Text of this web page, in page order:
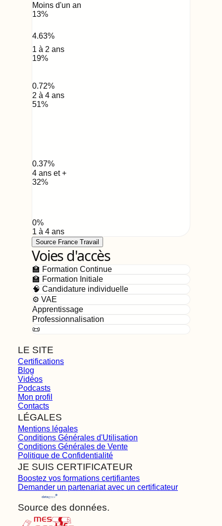
Moins d'un an
13%
4.63%
1 à 2 ans
19%
0.72%
2 à 4 ans
51%
0.37%
4 ans et +
32%
0%
1 à 4 ans
Source France Travail
Voies d'accès
🏫 Formation Continue
🏫 Formation Initiale
🧠 Candidature individuelle
⚙️ VAE
Apprentissage
Professionnalisation
📜
LE SITE
Certifications
Blog
Vidéos
Podcasts
Mon profil
Contacts
LÉGALES
Mentions légales
Conditions Générales d'Utilisation
Conditions Générales de Vente
Politique de Confidentialité
JE SUIS CERTIFICATEUR
Boostez vos formations certifiantes
Demander un partenariat avec un certificateur
Source des données.